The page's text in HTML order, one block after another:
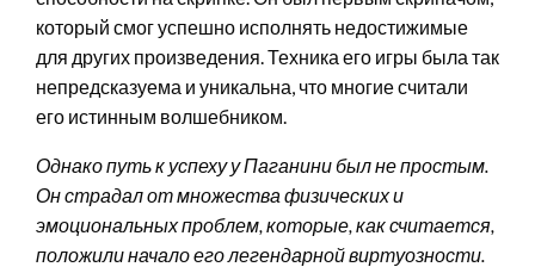
который смог успешно исполнять недостижимые
для других произведения. Техника его игры была так
непредсказуема и уникальна, что многие считали
его истинным волшебником.
Однако путь к успеху у Паганини был не простым.
Он страдал от множества физических и
эмоциональных проблем, которые, как считается,
положили начало его легендарной виртуозности.